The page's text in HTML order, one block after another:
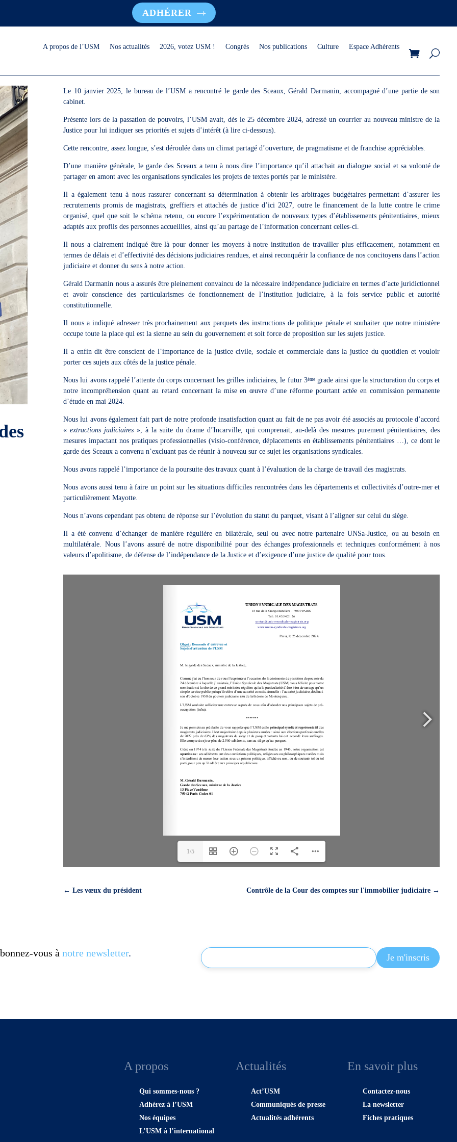
ADHÉRER
A propos de l’USM Nos actualités 2026, votez USM ! Congrès Nos publications Culture Espace Adhérents
Le 10 janvier 2025, le bureau de l’USM a rencontré le garde des Sceaux, Gérald Darmanin, accompagné d’une partie de son
cabinet.
Présente lors de la passation de pouvoirs, l’USM avait, dès le 25 décembre 2024, adressé un courrier au nouveau ministre de la
Justice pour lui indiquer ses priorités et sujets d’intérêt (à lire ci-dessous).
Cette rencontre, assez longue, s’est déroulée dans un climat partagé d’ouverture, de pragmatisme et de franchise appréciables.
D’une manière générale, le garde des Sceaux a tenu à nous dire l’importance qu’il attachait au dialogue social et sa volonté de
partager en amont avec les organisations syndicales les projets de textes portés par le ministère.
Il a également tenu à nous rassurer concernant sa détermination à obtenir les arbitrages budgétaires permettant d’assurer les
recrutements promis de magistrats, greffiers et attachés de justice d’ici 2027, outre le financement de la lutte contre le crime
organisé, quel que soit le schéma retenu, ou encore l’expérimentation de nouveaux types d’établissements pénitentiaires, mieux
adaptés aux profils des personnes accueillies, ainsi qu’au partage de l’information concernant celles-ci.
Il nous a clairement indiqué être là pour donner les moyens à notre institution de travailler plus efficacement, notamment en
termes de délais et d’effectivité des décisions judiciaires rendues, et ainsi reconquérir la confiance de nos concitoyens dans l’action
judiciaire et donner du sens à notre action.
Gérald Darmanin nous a assurés être pleinement convaincu de la nécessaire indépendance judiciaire en termes d’acte juridictionnel
et avoir conscience des particularismes de fonctionnement de l’institution judiciaire, à la fois service public et autorité
constitutionnelle.
Il nous a indiqué adresser très prochainement aux parquets des instructions de politique pénale et souhaiter que notre ministère
occupe toute la place qui est la sienne au sein du gouvernement et soit force de proposition sur les sujets justice.
Il a enfin dit être conscient de l’importance de la justice civile, sociale et commerciale dans la justice du quotidien et vouloir
porter ces sujets aux côtés de la justice pénale.
Nous lui avons rappelé l’attente du corps concernant les grilles indiciaires, le futur 3èmegrade ainsi que la structuration du corps et
notre incompréhension quant au retard concernant la mise en œuvre d’une réforme pourtant actée en commission permanente
d’étude en mai 2024.
Nous lui avons également fait part de notre profonde insatisfaction quant au fait de ne pas avoir été associés au protocole d’accord
«extractions judiciaires », à la suite du drame d’Incarville, qui comprenait, au-delà des mesures purement pénitentiaires, des
mesures impactant nos pratiques professionnelles (visio-conférence, déplacements en établissements pénitentiaires …), ce dont le
garde des Sceaux a convenu n’excluant pas de réunir à nouveau sur ce sujet les organisations syndicales.
Nous avons rappelé l’importance de la poursuite des travaux quant à l’évaluation de la charge de travail des magistrats.
Nous avons aussi tenu à faire un point sur les situations difficiles rencontrées dans les départements et collectivités d’outre-mer et
particulièrement Mayotte.
Nous n’avons cependant pas obtenu de réponse sur l’évolution du statut du parquet, visant à l’aligner sur celui du siège.
Il a été convenu d’échanger de manière régulière en bilatérale, seul ou avec notre partenaire UNSa-Justice, ou au besoin en
multilatérale. Nous l’avons assuré de notre disponibilité pour des échanges professionnels et techniques conformément à nos
valeurs d’apolitisme, de défense de l’indépendance de la Justice et d’exigence d’une justice de qualité pour tous.
1/5
←Les vœux du président Contrôle de la Cour des comptes sur l'immobilier judiciaire →
vous à notre newsletter.
A propos
Qui sommes-nous ?
Adhérez à l’USM
Nos équipes
L’USM à l’international
Actualités
Act’USM
Communiqués de presse
Actualités adhérents
En savoir plus
Contactez-nous
La newsletter
Fiches pratiques